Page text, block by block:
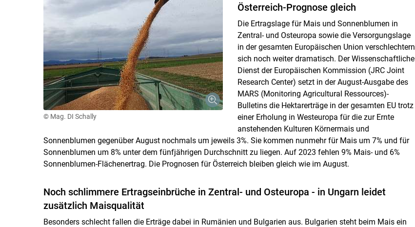
Skip to main content
© Mag. DI Schally
Österreich-Prognose gleich
Die Ertragslage für Mais und Sonnenblumen in
Zentral- und Osteuropa sowie die Versorgungslage
in der gesamten Europäischen Union verschlechtern
sich noch weiter dramatisch. Der Wissenschaftliche
Dienst der Europäischen Kommission (JRC Joint
Research Center) setzt in der August-Ausgabe des
MARS (Monitoring Agricultural Ressources)-
Bulletins die Hektarerträge in der gesamten EU trotz
einer Erholung in Westeuropa für die zur Ernte
anstehenden Kulturen Körnermais und
Sonnenblumen gegenüber August nochmals um jeweils 3%. Sie kommen nunmehr für Mais um 7% und für
Sonnenblumen um 8% unter dem fünfjährigen Durchschnitt zu liegen. Auf 2023 fehlen 9% Mais- und 6%
Sonnenblumen-Flächenertrag. Die Prognosen für Österreich bleiben gleich wie im August.
Noch schlimmere Ertragseinbrüche in Zentral- und Osteuropa - in Ungarn leidet
zusätzlich Maisqualität
Besonders schlecht fallen die Erträge dabei in Rumänien und Bulgarien aus. Bulgarien steht beim Mais ein